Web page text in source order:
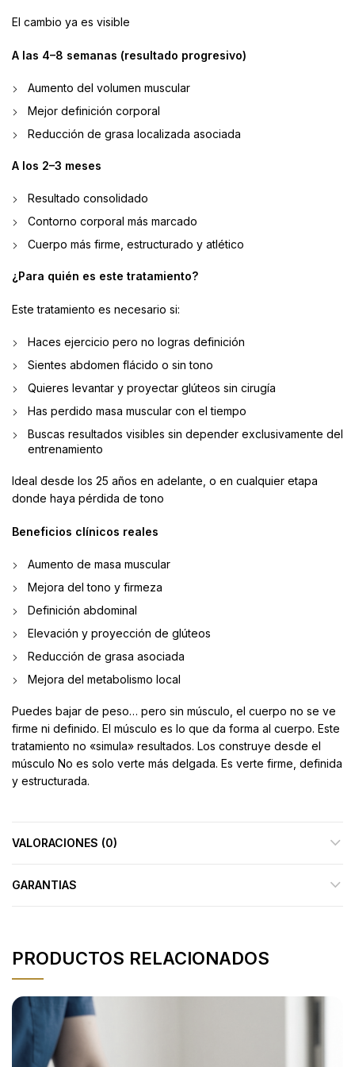
El cambio ya es visible
A las 4–8 semanas (resultado progresivo)
Aumento del volumen muscular
Mejor definición corporal
Reducción de grasa localizada asociada
A los 2–3 meses
Resultado consolidado
Contorno corporal más marcado
Cuerpo más firme, estructurado y atlético
¿Para quién es este tratamiento?
Este tratamiento es necesario si:
Haces ejercicio pero no logras definición
Sientes abdomen flácido o sin tono
Quieres levantar y proyectar glúteos sin cirugía
Has perdido masa muscular con el tiempo
Buscas resultados visibles sin depender exclusivamente del
entrenamiento
Ideal desde los 25 años en adelante, o en cualquier etapa
donde haya pérdida de tono
Beneficios clínicos reales
Aumento de masa muscular
Mejora del tono y firmeza
Definición abdominal
Elevación y proyección de glúteos
Reducción de grasa asociada
Mejora del metabolismo local
Puedes bajar de peso… pero sin músculo, el cuerpo no se ve
firme ni definido. El músculo es lo que da forma al cuerpo. Este
tratamiento no «simula» resultados. Los construye desde el
músculo No es solo verte más delgada. Es verte firme, definida
y estructurada.
VALORACIONES (0)
GARANTIAS
PRODUCTOS RELACIONADOS